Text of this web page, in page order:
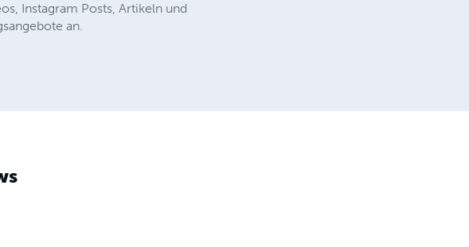
Instagram Posts, Artikeln und
an.